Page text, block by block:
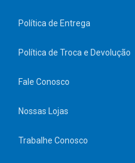
Política de Entrega
Política de Troca e Devolução
Fale Conosco
Nossas Lojas
Trabalhe Conosco